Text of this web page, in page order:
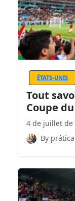
ÉTATS-UNIS
Tout
Coupe
4 de juillet de
By prática